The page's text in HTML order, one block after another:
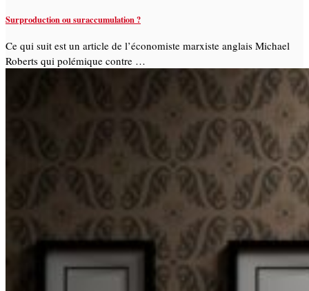
Surproduction ou suraccumulation ?
Ce qui suit est un article de l’économiste marxiste anglais Michael
Roberts qui polémique contre …